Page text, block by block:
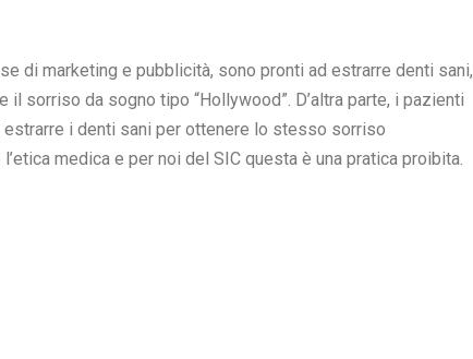
di marketing e pubblicità, sono pronti ad estrarre denti sani,
sorriso da sogno tipo “Hollywood”. D’altra parte, i pazienti
i denti sani per ottenere lo stesso sorriso
medica e per noi del SIC questa è una pratica proibita.
degli impianti”